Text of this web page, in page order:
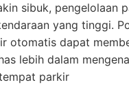
sibuk,
yang tinggi.
otomatis dapat
lebih dalam
parkir